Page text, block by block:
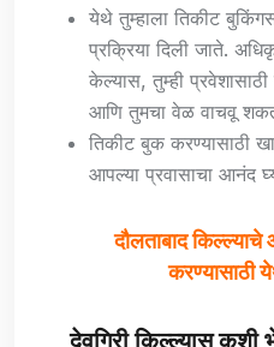
येथे तुम्हाला तिकीट
प्रक्रिया दिली जाते.
केल्यास, तुम्ही
आणि तुमचा वेळ वाचवू
तिकीट बुक करण्यासाठी
आपल्या प्रवासाचा आनंद
दौलताबाद
करण्यासाठी
देवगिरी किल्ल्यास